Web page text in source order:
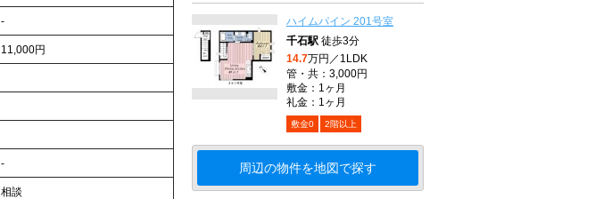
-
11,000円
-
相談
ハイムパイン 201号室
千石駅 徒歩3分
14.7万円／1LDK
管・共：3,000円
敷金：1ヶ月
礼金：1ヶ月
敷金0 2階以上
周辺の物件を地図で探す